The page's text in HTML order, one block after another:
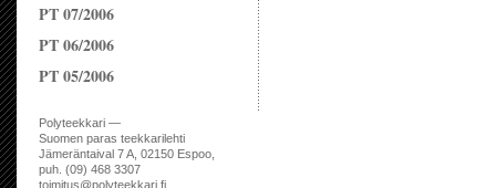
PT 07/2006
PT 06/2006
PT 05/2006
Polyteekkari —
Suomen paras teekkarilehti
Jämeräntaival 7 A, 02150 Espoo,
puh. (09) 468 3307
toimitus@polyteekkari.fi